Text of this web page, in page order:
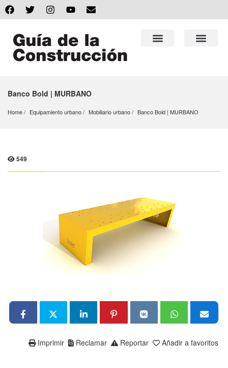
Banco Bold | MURBANO
Home Equipamiento urbano Mobiliario urbano Banco Bold | MURBANO
549
Añadir a favoritos
Reportar
Reclamar
Imprimir